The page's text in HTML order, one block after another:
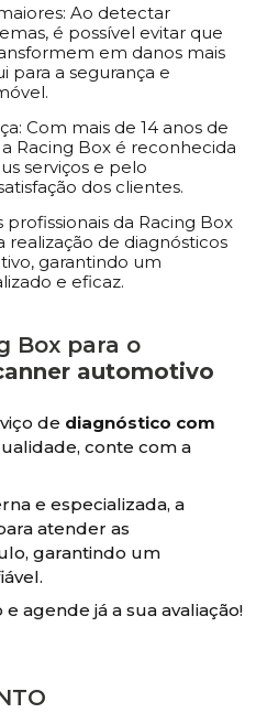
é possível evitar que
em danos mais
para a segurança e
Racing Box é reconhecida
serviços e pelo
dos clientes.
realização de diagnósticos
garantindo um
e eficaz.
Box para o
automotivo
de diagnóstico com
conte com a
e especializada, a
atender as
garantindo um
agende já a sua avaliação!